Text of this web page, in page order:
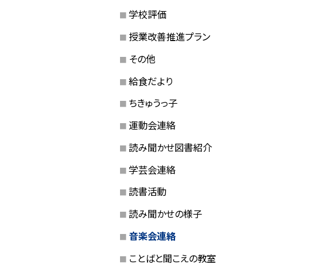
学校評価
授業改善推進プラン
その他
給食だより
ちきゅうっ子
運動会連絡
読み聞かせ図書紹介
学芸会連絡
読書活動
読み聞かせの様子
音楽会連絡
ことばと聞こえの教室